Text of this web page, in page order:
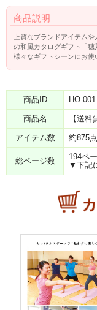
商品説明
上質なブランドアイテム
の和風カタログギフト「穂
様々なギフトシーンにお使
商品ID HO-001
商品名 【送
アイテム数 約875
総ページ数
194ペ
▼下記